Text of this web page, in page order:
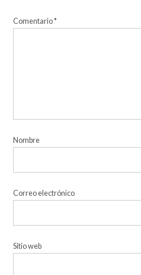
Comentario*
Nombre
Correo electrónico
Sitio web